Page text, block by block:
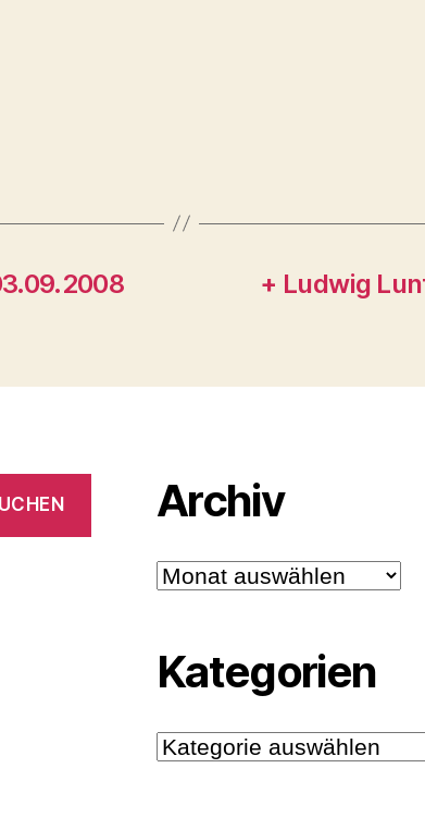
+ Ludwig
Archiv
Archiv
Kategorien
Kategorien